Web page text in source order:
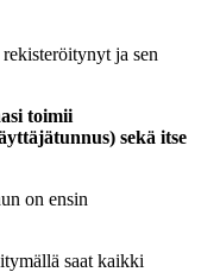
ja sen
toimii
sekä itse
on ensin
saat kaikki